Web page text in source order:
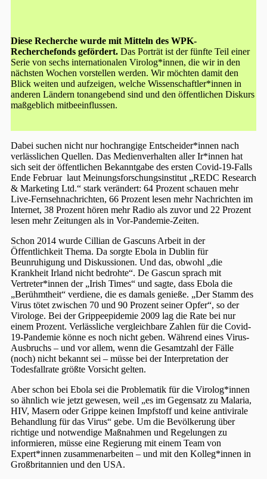
Diese Recherche wurde mit Mitteln des WPK-
Recherchefonds gefördert. Das Porträt ist der fünfte Teil einer
Serie von sechs internationalen Virolog*innen, die wir in den
nächsten Wochen vorstellen werden. Wir möchten damit den
Blick weiten und aufzeigen, welche Wissenschaftler*innen in
anderen Ländern tonangebend sind und den öffentlichen Diskurs
maßgeblich mitbeeinflussen.
Dabei suchen nicht nur hochrangige Entscheider*innen nach
verlässlichen Quellen. Das Medienverhalten aller Ir*innen hat
sich seit der öffentlichen Bekanntgabe des ersten Covid-19-Falls
Ende Februar laut Meinungsforschungsinstitut „REDC Research
& Marketing Ltd.“ stark verändert: 64 Prozent schauen mehr
Live-Fernsehnachrichten, 66 Prozent lesen mehr Nachrichten im
Internet, 38 Prozent hören mehr Radio als zuvor und 22 Prozent
lesen mehr Zeitungen als in Vor-Pandemie-Zeiten.
Schon 2014 wurde Cillian de Gascuns Arbeit in der
Öffentlichkeit Thema. Da sorgte Ebola in Dublin für
Beunruhigung und Diskussionen. Und das, obwohl „die
Krankheit Irland nicht bedrohte“. De Gascun sprach mit
Vertreter*innen der „Irish Times“ und sagte, dass Ebola die
„Berühmtheit“ verdiene, die es damals genieße. „Der Stamm des
Virus tötet zwischen 70 und 90 Prozent seiner Opfer“, so der
Virologe. Bei der Grippeepidemie 2009 lag die Rate bei nur
einem Prozent. Verlässliche vergleichbare Zahlen für die Covid-
19-Pandemie könne es noch nicht geben. Während eines Virus-
Ausbruchs – und vor allem, wenn die Gesamtzahl der Fälle
(noch) nicht bekannt sei – müsse bei der Interpretation der
Todesfallrate größte Vorsicht gelten.
Aber schon bei Ebola sei die Problematik für die Virolog*innen
so ähnlich wie jetzt gewesen, weil „es im Gegensatz zu Malaria,
HIV, Masern oder Grippe keinen Impfstoff und keine antivirale
Behandlung für das Virus“ gebe. Um die Bevölkerung über
richtige und notwendige Maßnahmen und Regelungen zu
informieren, müsse eine Regierung mit einem Team von
Expert*innen zusammenarbeiten – und mit den Kolleg*innen in
Großbritannien und den USA.